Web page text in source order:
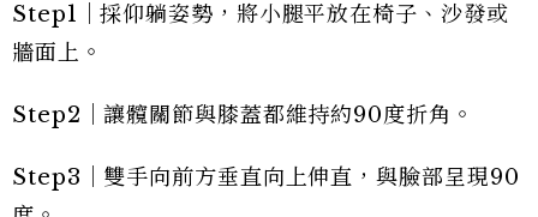
Step1｜採仰躺姿勢，將小腿平放在椅子、沙發或
牆面上。
Step2｜讓髖關節與膝蓋都維持約90度折角。
Step3｜雙手向前方垂直向上伸直，與臉部呈現90